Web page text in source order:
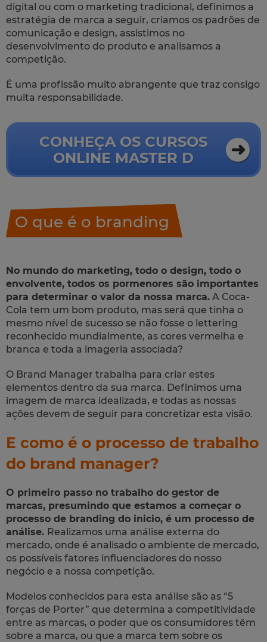
digital ou com o marketing tradicional, definimos a
estratégia de marca a seguir, criamos os padrões de
comunicação e design, assistimos no
desenvolvimento do produto e analisamos a
competição.
É uma profissão muito abrangente que traz consigo
muita responsabilidade.
CONHEÇA OS CURSOS
ONLINE MASTER D
O que é o branding
No mundo do marketing, todo o design, todo o
envolvente, todos os pormenores são importantes
para determinar o valor da nossa marca. A Coca-
Cola tem um bom produto, mas será que tinha o
mesmo nível de sucesso se não fosse o lettering
reconhecido mundialmente, as cores vermelha e
branca e toda a imageria associada?
O Brand Manager trabalha para criar estes
elementos dentro da sua marca. Definimos uma
imagem de marca idealizada, e todas as nossas
ações devem de seguir para concretizar esta visão.
E como é o processo de trabalho
do brand manager?
O primeiro passo no trabalho do gestor de
marcas, presumindo que estamos a começar o
processo de branding do inicio, é um processo de
análise. Realizamos uma análise externa do
mercado, onde é analisado o ambiente de mercado,
os possíveis fatores influenciadores do nosso
negócio e a nossa competição.
Modelos conhecidos para esta análise são as “5
forças de Porter” que determina a competitividade
entre as marcas, o poder que os consumidores têm
sobre a marca, ou que a marca tem sobre os